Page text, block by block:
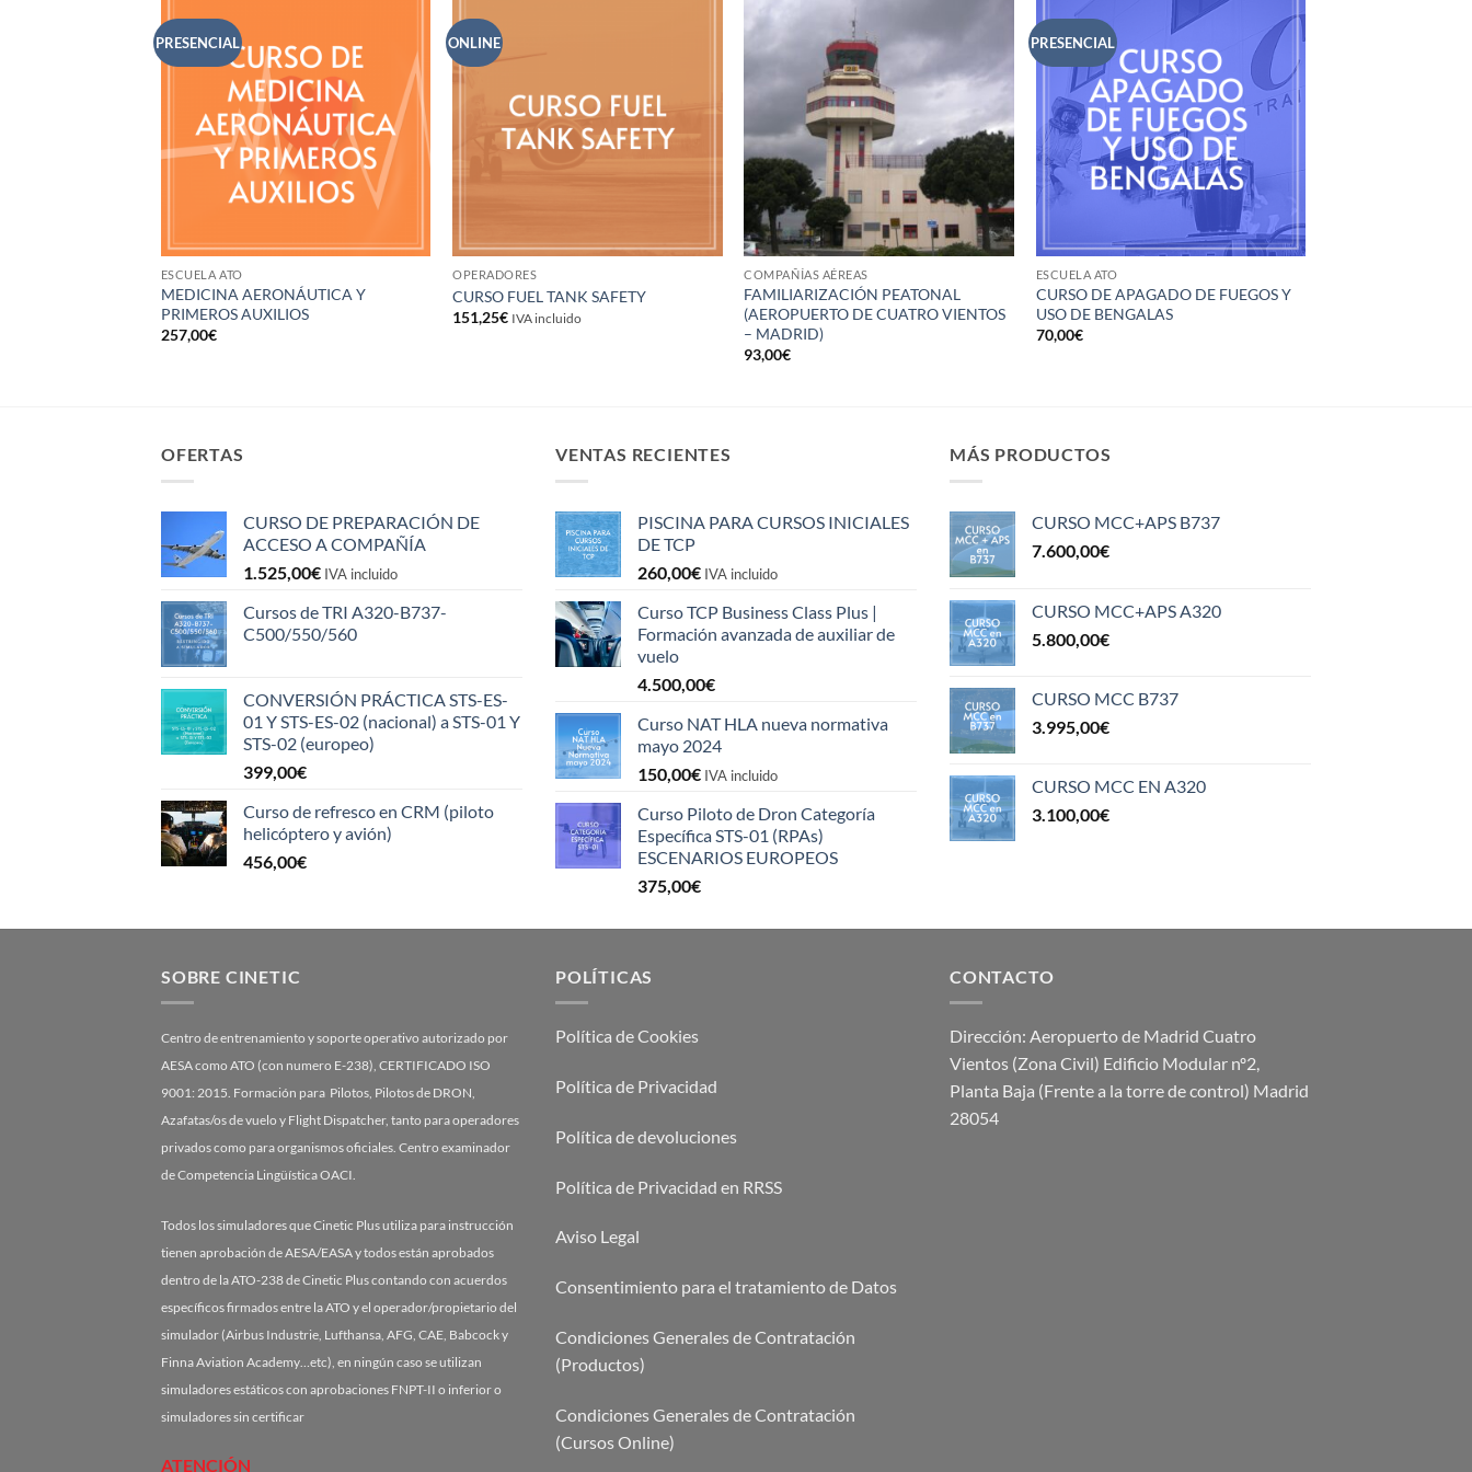
PRESENCIAL
ESCUELA ATO
MEDICINA AERONÁUTICA Y
PRIMEROS AUXILIOS
257,00€
ONLINE
OPERADORES
CURSO FUEL TANK SAFETY
151,25€ IVA incluido
COMPAÑÍAS AÉREAS
FAMILIARIZACIÓN PEATONAL
(AEROPUERTO DE CUATRO VIENTOS
– MADRID)
93,00€
PRESENCIAL
ESCUELA ATO
CURSO DE APAGADO DE FUEGOS Y
USO DE BENGALAS
70,00€
OFERTAS
CURSO DE PREPARACIÓN DE
ACCESO A COMPAÑÍA
1.525,00€ IVA incluido
Cursos de TRI A320-B737-
C500/550/560
CONVERSIÓN PRÁCTICA STS-ES-
01 Y STS-ES-02 (nacional) a STS-01 Y
STS-02 (europeo)
399,00€
Curso de refresco en CRM (piloto
helicóptero y avión)
456,00€
VENTAS RECIENTES
PISCINA PARA CURSOS INICIALES
DE TCP
260,00€ IVA incluido
Curso TCP Business Class Plus |
Formación avanzada de auxiliar de
vuelo
4.500,00€
Curso NAT HLA nueva normativa
mayo 2024
150,00€ IVA incluido
Curso Piloto de Dron Categoría
Específica STS-01 (RPAs)
ESCENARIOS EUROPEOS
375,00€
MÁS PRODUCTOS
CURSO MCC+APS B737
7.600,00€
CURSO MCC+APS A320
5.800,00€
CURSO MCC B737
3.995,00€
CURSO MCC EN A320
3.100,00€
SOBRE CINETIC
Centro de entrenamiento y soporte operativo autorizado por
AESA como ATO (con numero E-238), CERTIFICADO ISO
9001: 2015. Formación para Pilotos, Pilotos de DRON,
Azafatas/os de vuelo y Flight Dispatcher, tanto para operadores
privados como para organismos oficiales. Centro examinador
de Competencia Lingüística OACI.
Todos los simuladores que Cinetic Plus utiliza para instrucción
tienen aprobación de AESA/EASA y todos están aprobados
dentro de la ATO-238 de Cinetic Plus contando con acuerdos
específicos firmados entre la ATO y el operador/propietario del
simulador (Airbus Industrie, Lufthansa, AFG, CAE, Babcock y
Finna Aviation Academy…etc), en ningún caso se utilizan
simuladores estáticos con aprobaciones FNPT-II o inferior o
simuladores sin certificar
ATENCIÓN
POLÍTICAS
Política de Cookies
Política de Privacidad
Política de devoluciones
Política de Privacidad en RRSS
Aviso Legal
Consentimiento para el tratamiento de Datos
Condiciones Generales de Contratación
(Productos)
Condiciones Generales de Contratación
(Cursos Online)
CONTACTO
Dirección: Aeropuerto de Madrid Cuatro
Vientos (Zona Civil) Edificio Modular nº2,
Planta Baja (Frente a la torre de control) Madrid
28054